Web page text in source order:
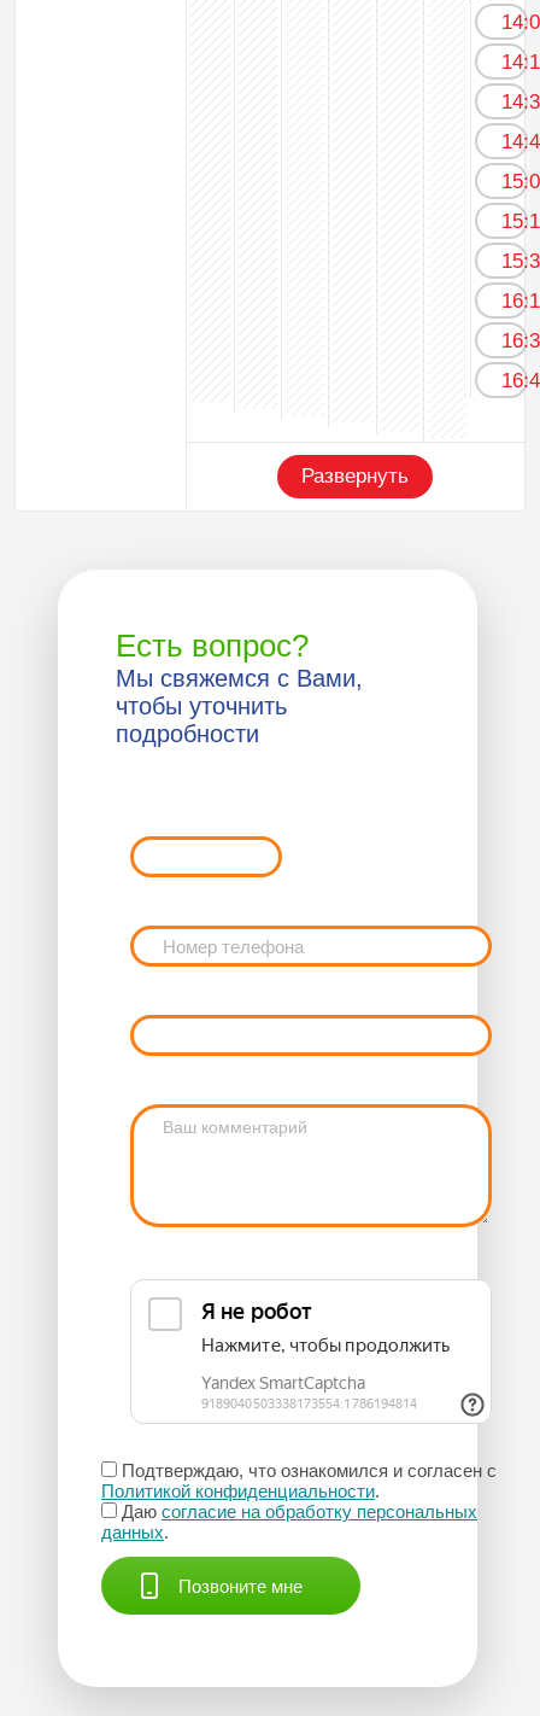
Развернуть
Есть вопрос?
Мы свяжемся с Вами,
чтобы уточнить
подробности
Подтверждаю, что ознакомился и согласен с
Политикой конфиденциальности.
Даю согласие на обработку персональных
данных.
Позвоните мне